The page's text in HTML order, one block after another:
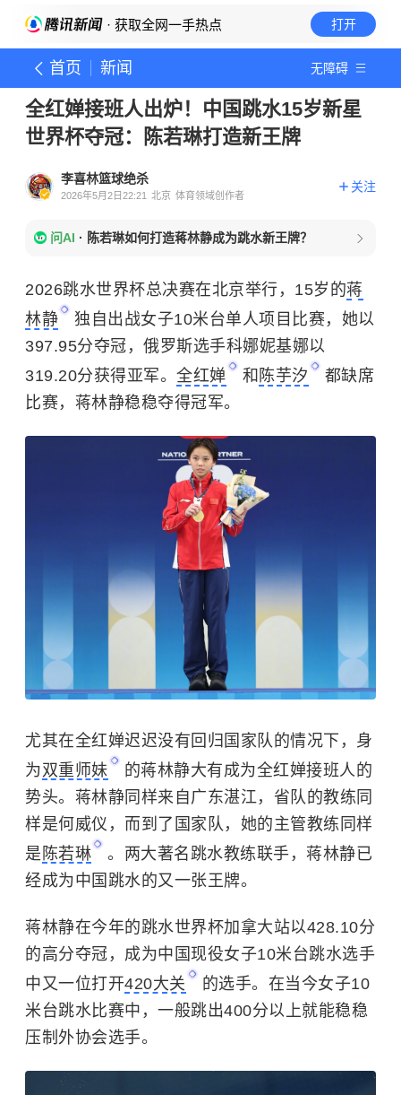
· 获取全网一手热点 打开
首页 新闻 无障碍
全红婵接班人出炉！中国跳水15岁新星
世界杯夺冠：陈若琳打造新王牌
李喜林篮球绝杀
2026年5月2日22:21 北京 体育领域创作者
关注
问AI · 陈若琳如何打造蒋林静成为跳水新王牌？
2026跳水世界杯总决赛在北京举行，15岁的蒋
林静
独自出战女子10米台单人项目比赛，她以
397.95分夺冠，俄罗斯选手科娜妮基娜以
319.20分获得亚军。 全红婵 和 陈芋汐
都缺席
比赛，蒋林静稳稳夺得冠军。
尤其在全红婵迟迟没有回归国家队的情况下，身
为双重师妹
的蒋林静大有成为全红婵接班人的
势头。蒋林静同样来自广东湛江，省队的教练同
样是何威仪 ，而到了国家队，她的主管教练同样
是 陈若琳
。两大著名跳水教练联手，蒋林静已
经成为中国跳水的又一张王牌。
蒋林静在今年的跳水世界杯加拿大站以428.10分
的高分夺冠，成为中国现役女子10米台跳水选手
中又一位打开420大关
的选手。在当今女子10
米台跳水比赛中，一般跳出400分以上就能稳稳
压制外协会选手。